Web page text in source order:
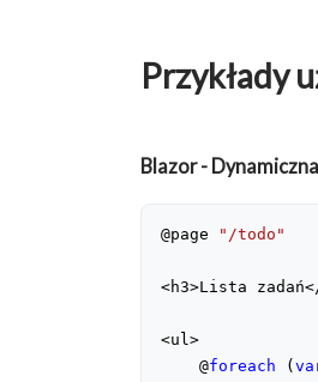
Przykłady
Blazor -
@page "/todo"
<h3>Lista
<ul>
    @
foreach (